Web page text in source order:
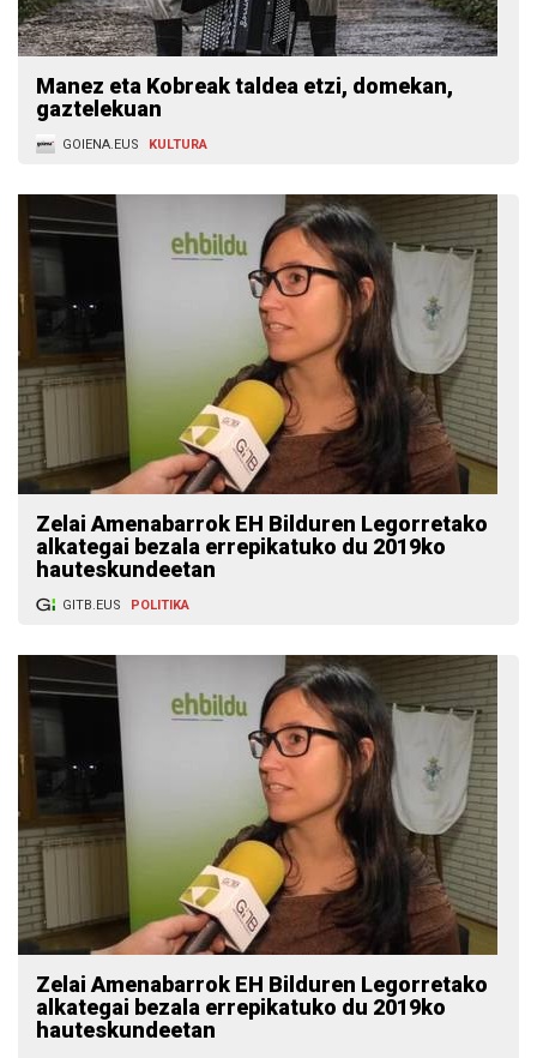
Manez eta Kobreak taldea etzi, domekan,
gaztelekuan
GOIENA.EUS KULTURA
Zelai Amenabarrok EH Bilduren Legorretako
alkategai bezala errepikatuko du 2019ko
hauteskundeetan
GITB.EUS POLITIKA
Zelai Amenabarrok EH Bilduren Legorretako
alkategai bezala errepikatuko du 2019ko
hauteskundeetan